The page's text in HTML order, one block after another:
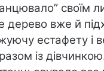
своїм
дерево вже й
естафету і
із